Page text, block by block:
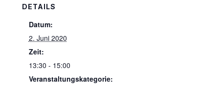
DETAILS
Datum:
2. Juni 2020
Zeit:
13:30 - 15:00
Veranstaltungskategorie: